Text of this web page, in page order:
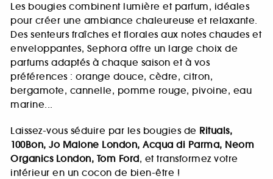
Les bougies combinent lumière et parfum, idéales
pour créer une ambiance chaleureuse et relaxante.
Des senteurs fraîches et florales aux notes chaudes et
enveloppantes, Sephora offre un large choix de
parfums adaptés à chaque saison et à vos
préférences : orange douce, cèdre, citron,
bergamote, cannelle, pomme rouge, pivoine, eau
marine...
Laissez-vous séduire par les bougies de Rituals,
100Bon, Jo Malone London, Acqua di Parma, Neom
Organics London, Tom Ford, et transformez votre
intérieur en un cocon de bien-être !